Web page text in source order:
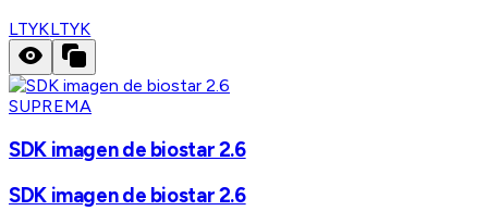
LTYKLTYK
SUPREMA
SDK imagen de biostar 2.6
SDK imagen de biostar 2.6